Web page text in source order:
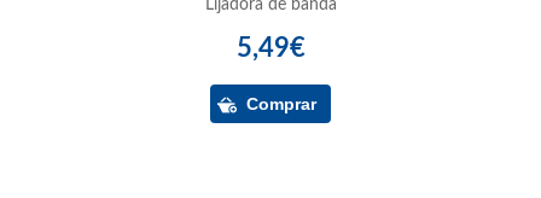
Lijadora de banda
5,49€